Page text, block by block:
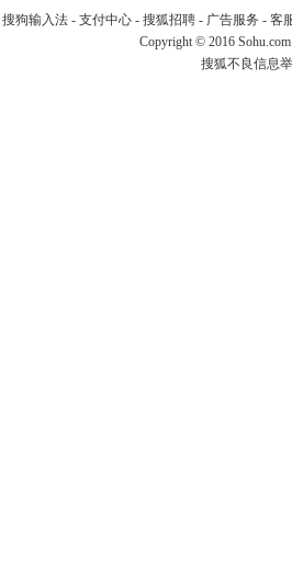
搜狗输入法- 支付中心- 搜狐招聘- 广告服务 - 客
Copyright © 2016
搜狐不良信息